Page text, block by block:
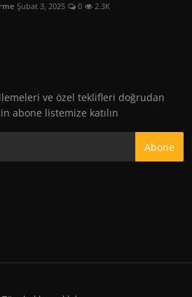
Şubat 3, 2025 0 2.3K
ve özel teklifleri doğrudan
abone listemize katılın
Abone